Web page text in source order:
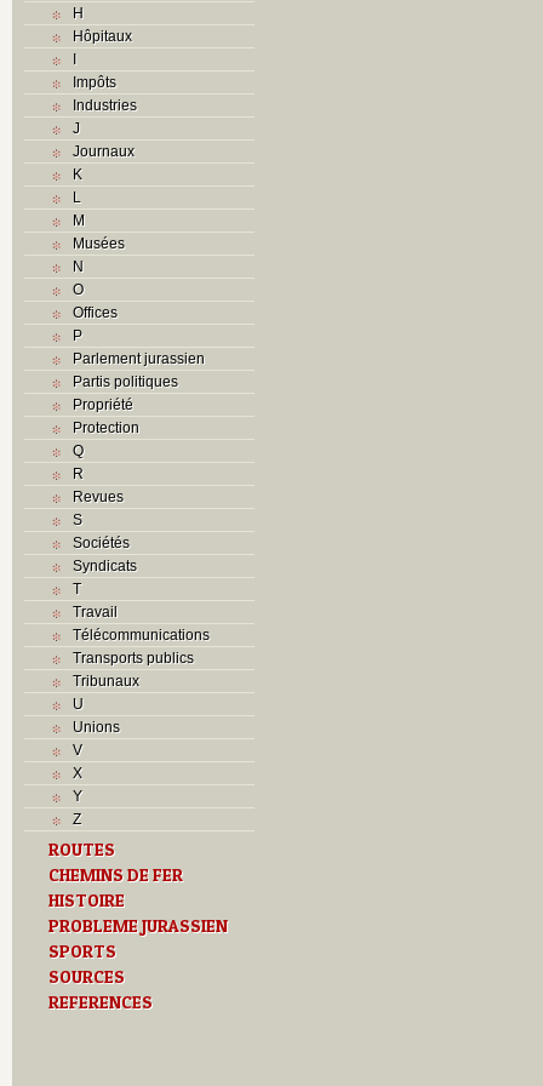
H
Hôpitaux
I
Impôts
Industries
J
Journaux
K
L
M
Musées
N
O
Offices
P
Parlement jurassien
Partis politiques
Propriété
Protection
Q
R
Revues
S
Sociétés
Syndicats
T
Travail
Télécommunications
Transports publics
Tribunaux
U
Unions
V
X
Y
Z
ROUTES
CHEMINS DE FER
HISTOIRE
PROBLEME JURASSIEN
SPORTS
SOURCES
REFERENCES